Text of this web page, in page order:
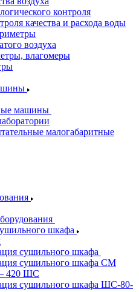
контроля
качества и расхода воды
воздуха
влагомеры
машины
малогабаритные
шкафа
сушильного шкафа
сушильного шкафа СМ
420 ШС
сушильного шкафа ШС-80-